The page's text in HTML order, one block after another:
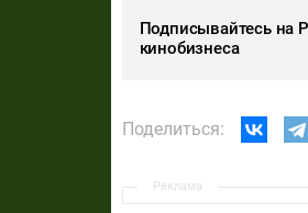
Подписывайтесь на
кинобизнеса
Поделиться:
Реклама